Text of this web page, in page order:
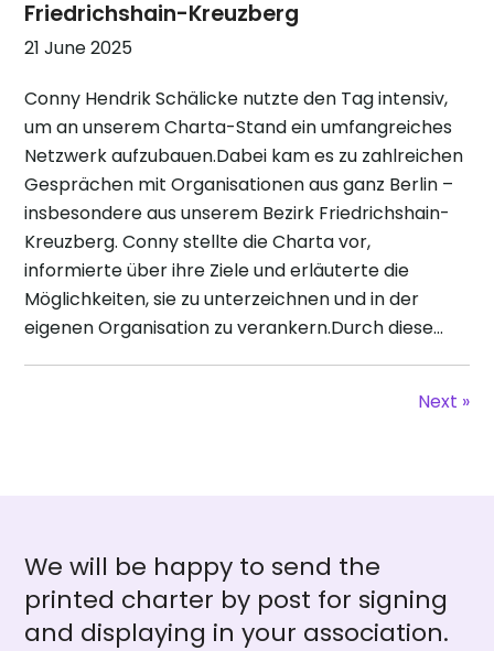
Friedrichshain-Kreuzberg
21 June 2025
Conny Hendrik Schälicke nutzte den Tag intensiv,
um an unserem Charta-Stand ein umfangreiches
Netzwerk aufzubauen.Dabei kam es zu zahlreichen
Gesprächen mit Organisationen aus ganz Berlin –
insbesondere aus unserem Bezirk Friedrichshain-
Kreuzberg. Conny stellte die Charta vor,
informierte über ihre Ziele und erläuterte die
Möglichkeiten, sie zu unterzeichnen und in der
eigenen Organisation zu verankern.Durch diese…
Next »
We will be happy to send the
printed charter by post for signing
and displaying in your association.